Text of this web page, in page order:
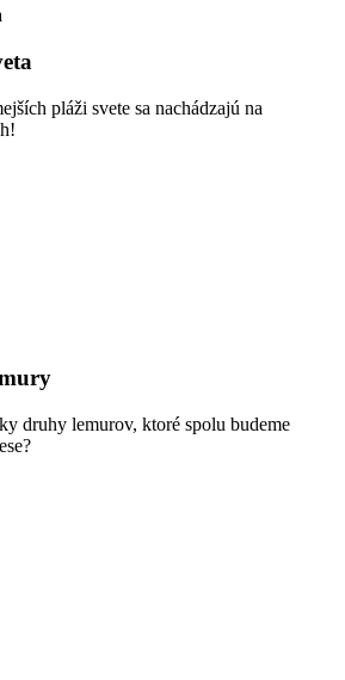
pláži svete sa nachádzajú na
druhy lemurov, ktoré spolu budeme